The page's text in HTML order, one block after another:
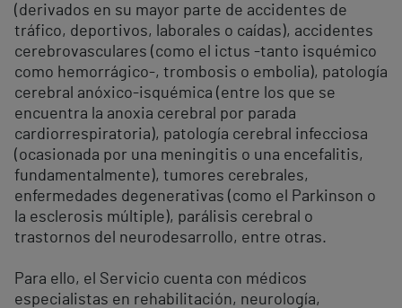
(derivados en su mayor parte de accidentes de
tráfico, deportivos, laborales o caídas), accidentes
cerebrovasculares (como el ictus -tanto isquémico
como hemorrágico-, trombosis o embolia), patología
cerebral anóxico-isquémica (entre los que se
encuentra la anoxia cerebral por parada
cardiorrespiratoria), patología cerebral infecciosa
(ocasionada por una meningitis o una encefalitis,
fundamentalmente), tumores cerebrales,
enfermedades degenerativas (como el Parkinson o
la esclerosis múltiple), parálisis cerebral o
trastornos del neurodesarrollo, entre otras.
Para ello, el Servicio cuenta con médicos
especialistas en rehabilitación, neurología,